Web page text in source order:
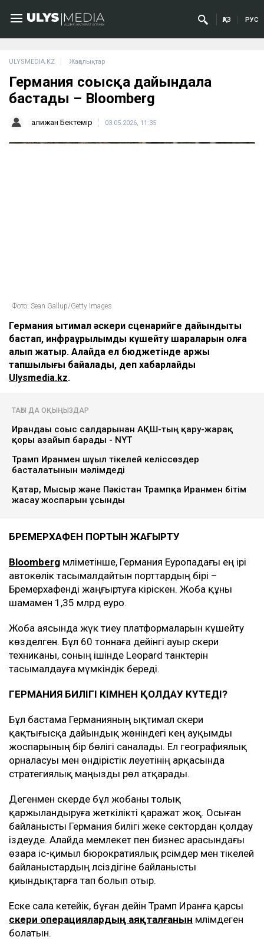
ҚАЗ РУС
ULYSMEDIA.KZ Жаңалықтар
Германия соғысқа дайындала
бастады – Bloomberg
Қалижан Бектемір 03.05.2026, 11:35
Фото: Sean Gallup/Getty Images
Германия ықтимал әскери сценарийге дайындықты
бастап, инфрақұрылымды күшейту шараларын қолға
алып жатыр. Алайда ел бюджетінде қаржы
тапшылығы байқалады, деп хабарлайды
Ulysmedia.kz.
ТАҒЫ ДА ОҚЫҢЫЗДАР
Ирандағы соғыс салдарынан АҚШ-тың қару-жарақ
қоры азайып барады - NYT
Трамп Иранмен шұғыл тікелей келіссөздер
басталатынын мәлімдеді
Қатар, Мысыр және Пәкістан Трампқа Иранмен бітім
жасау жоспарын ұсынды
БРЕМЕРХАФЕН ПОРТЫН ЖАҢҒЫРТУ
Bloomberg мәліметінше, Германия Еуропадағы ең ірі
автокөлік тасымалдайтын порттардың бірі –
Бремерхафенді жаңғыртуға кіріскен. Жоба құны
шамамен 1,35 млрд еуро.
Жоба аясында жүк тиеу платформаларын күшейту
көзделген. Бұл 60 тоннаға дейінгі ауыр әскери
техниканы, соның ішінде Leopard танктерін
тасымалдауға мүмкіндік береді.
ГЕРМАНИЯ БИЛІГІ КІМНЕН ҚОЛДАУ КҮТЕДІ?
Бұл бастама Германияның ықтимал әскери
қақтығысқа дайындық жөніндегі кең ауқымды
жоспарының бір бөлігі саналады. Ел географиялық
орналасуы мен өндірістік әлеуетінің арқасында
стратегиялық маңызды рөл атқарады.
Дегенмен әскерде бұл жобаны толық
қаржыландыруға жеткілікті қаражат жоқ. Осыған
байланысты Германия билігі жеке сектордан қолдау
іздеуде. Алайда мемлекет пен бизнес арасындағы
өзара іс-қимыл бюрократиялық рәсімдер мен тікелей
байланыстардың әлсіздігіне байланысты
қиындықтарға тап болып отыр.
Еске сала кетейік, бұған дейін Трамп Иранға қарсы
әскери операциялардың аяқталғанын мәлімдеген
болатын.